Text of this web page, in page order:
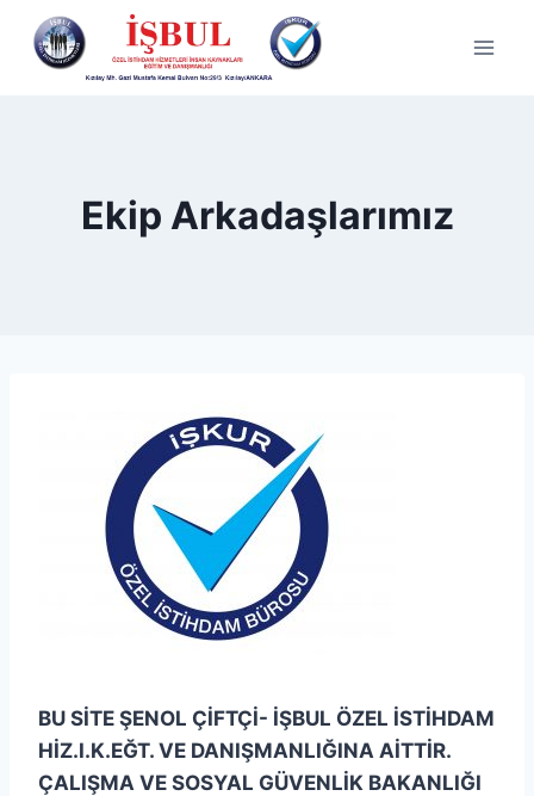
Ekip Arkadaşlarımız
BU SİTE ŞENOL ÇİFTÇİ- İŞBUL ÖZEL İSTİHDAM
HİZ.I.K.EĞT. VE DANIŞMANLIĞINA AİTTİR.
ÇALIŞMA VE SOSYAL GÜVENLİK BAKANLIĞI